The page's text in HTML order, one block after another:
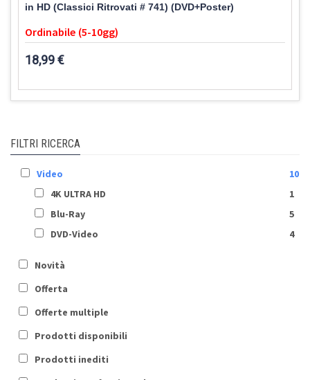
in HD (Classici Ritrovati # 741) (DVD+Poster)
Ordinabile (5-10gg)
18,99 €
FILTRI RICERCA
Video
10
4K ULTRA HD
1
Blu-Ray
5
DVD-Video
4
Novità
Offerta
Offerte multiple
Prodotti disponibili
Prodotti inediti